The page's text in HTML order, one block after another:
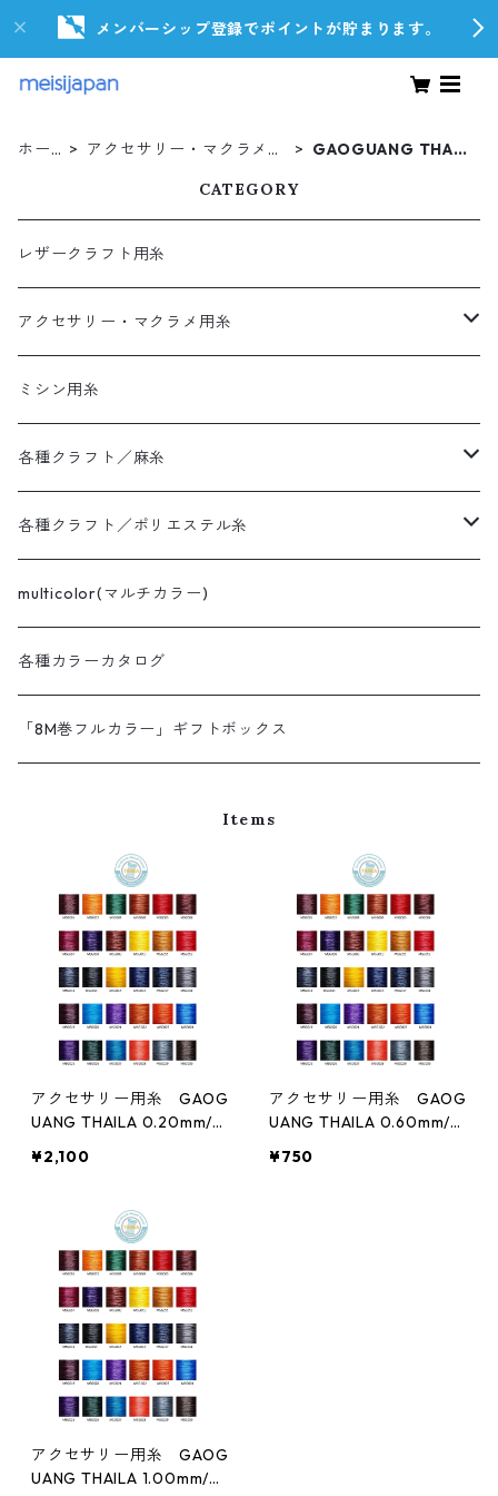
メンバーシップ登録でポイントが貯まります。
ホー
アクセサリー・マクラメ用
GAOGUANG THAIL
CATEGORY
レザークラフト用糸
アクセサリー・マクラメ用糸
LAJIN
LAJIN
LAJIN twist
THAILA
GAOGUANG THAILA
ミシン用糸
各種クラフト／麻糸
MeiSi super fine
MeiSI super fine
MeiSI super fine BIG SPOOL
MeiSi
MeiSI
MeiSi BIG SPOOL
各種クラフト／ポリエステル糸
XianGe twist dry wax
XianGe twist dry wax
XianGe twist dry wax BIG SPOOL
XIANGE braid dry wax
WEIXIN wet wax
NANMEI plus
NANMEI braid
NANMEI braid super fine
multicolor(マルチカラー)
各種カラーカタログ
「8M巻フルカラー」ギフトボックス
Items
アクセサリー用糸 GAOG
UANG THAILA 0.20mm/12
¥2,100
アクセサリー用糸 GAOG
UANG THAILA 0.60mm/4
¥750
アクセサリー用糸 GAOG
UANG THAILA 1.00mm/25